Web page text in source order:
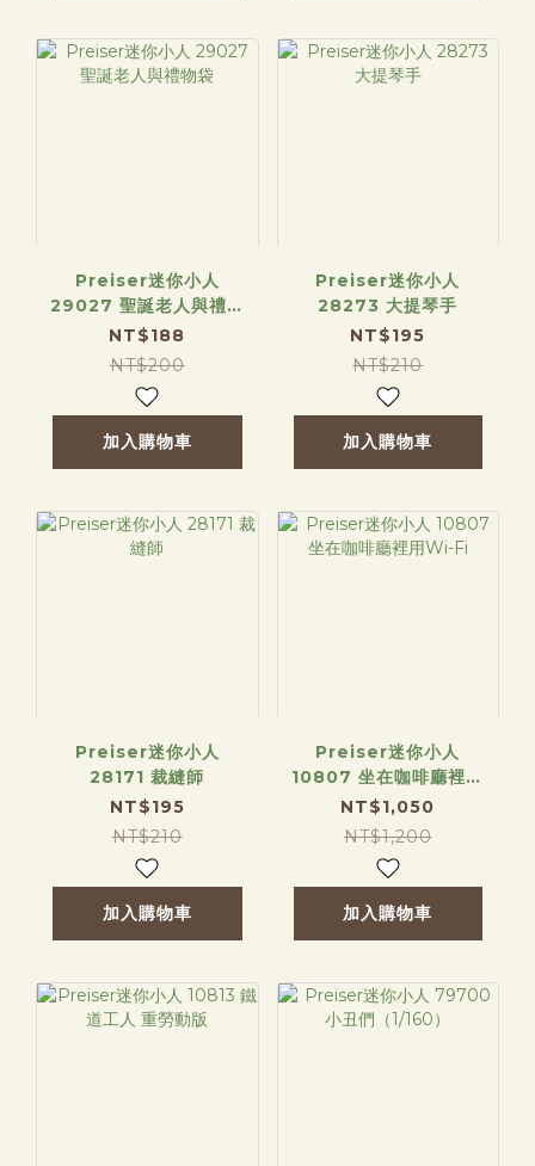
Preiser迷你小人
29027 聖誕老人與禮物
袋
NT$188
NT$200
加入購物車
Preiser迷你小人
28273 大提琴手
NT$195
NT$210
加入購物車
Preiser迷你小人
28171 裁縫師
NT$195
NT$210
加入購物車
Preiser迷你小人
10807 坐在咖啡廳裡用
Wi-Fi
NT$1,050
NT$1,200
加入購物車